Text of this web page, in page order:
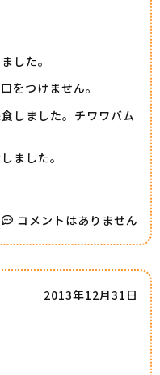
した。
をつけません。
しました。チワワバム
ました。
コメントはありません
2013年12月31日